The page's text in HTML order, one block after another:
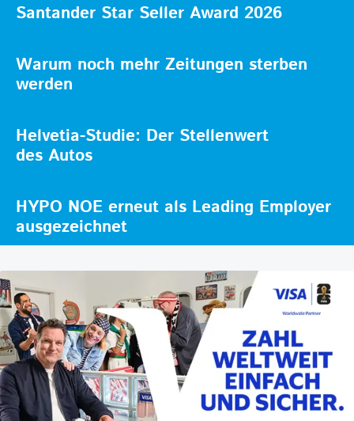
Santander Star Seller Award 2026
Warum noch mehr Zeitungen sterben
werden
Helvetia-Studie: Der Stellenwert
des Autos
HYPO NOE erneut als Leading Employer
ausgezeichnet